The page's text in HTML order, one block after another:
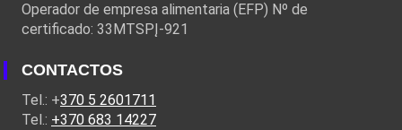
Operador de empresa alimentaria (EFP) Nº de
certificado: 33MTSPĮ-921
CONTACTOS
Tel.: +370 5 2601711
Tel.: +370 683 14227